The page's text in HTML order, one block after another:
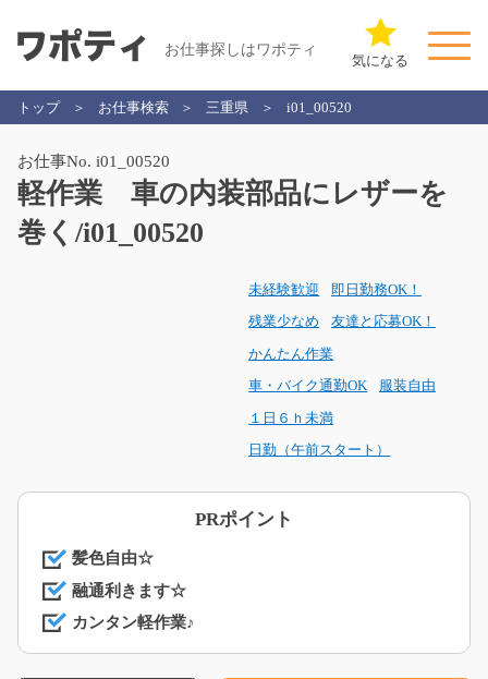
お仕事探しはワポティ
気になる
トップ お仕事検索 三重県 i01_00520
お仕事No. i01_00520
軽作業 車の内装部品にレザーを
巻く/i01_00520
未経験歓迎 即日勤務OK！
残業少なめ 友達と応募OK！
かんたん作業
車・バイク通勤OK 服装自由
１日６ｈ未満
日勤（午前スタート）
PRポイント
髪色自由☆
融通利きます☆
カンタン軽作業♪